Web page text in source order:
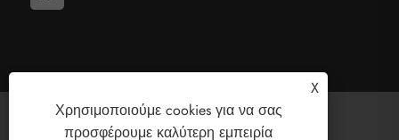
Πνευματικά δικαιώματα © 2025 Welcome
X
Χρησιμοποιούμε cookies για να σας
προσφέρουμε καλύτερη εμπειρία